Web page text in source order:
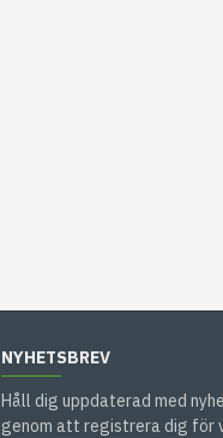
NYHETSBREV
Håll dig uppdaterad med
genom att registrera dig för